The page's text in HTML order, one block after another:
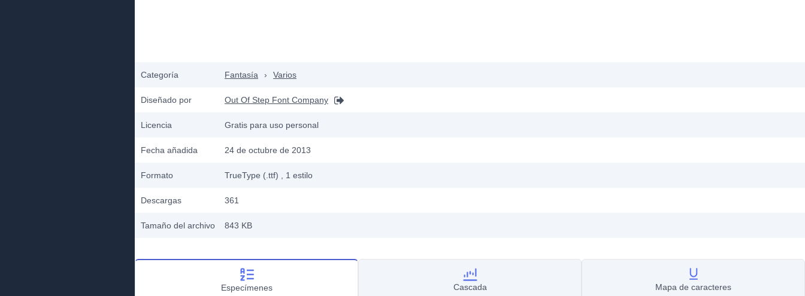
Categoría Fantasía › Varios
Diseñado por Out Of Step Font Company
Licencia Gratis para uso personal
Fecha añadida 24 de octubre de 2013
Formato TrueType (.ttf) , 1 estilo
Descargas 361
Tamaño del archivo 843 KB
Especímenes Cascada Mapa de caracteres